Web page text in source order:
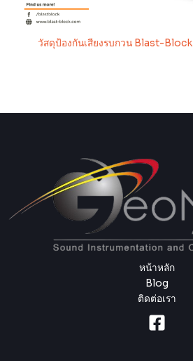
วัสดุป้องกันเสียงรบกวน Blast-Block
หน้าหลัก
Blog
ติดต่อเรา